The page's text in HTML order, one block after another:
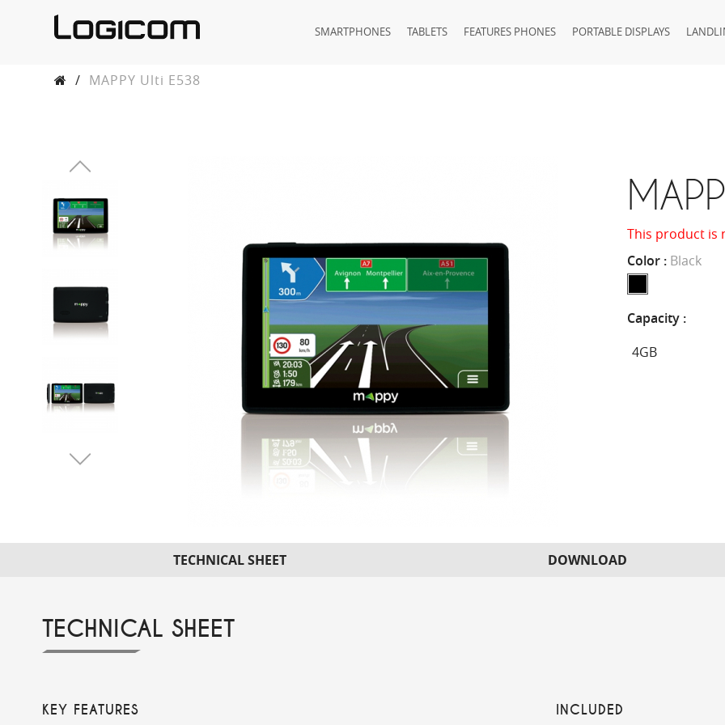
SMARTPHONES TABLETS FEATURES PHONES PORTABLE DISPLAYS
/ MAPPY Ulti E538
This product is
Color : Black
Capacity :
TECHNICAL SHEET DOWNLOAD
TECHNICAL SHEET
KEY FEATURES INCLUDED